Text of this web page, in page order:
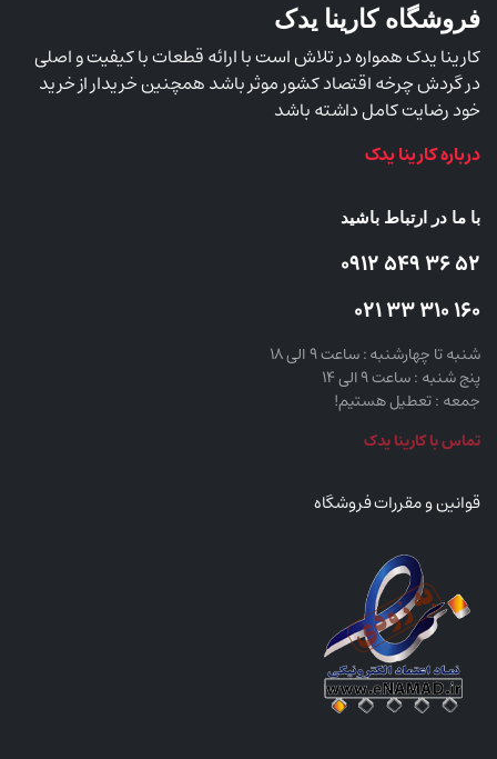
فروشگاه کارینا یدک
کارینا یدک همواره در تلاش است با ارائه قطعات با کیفیت و اصلی
در گردش چرخه اقتصاد کشور موثر باشد همچنین خریدار از خرید
خود رضایت کامل داشته باشد
درباره کارینا یدک
با ما در ارتباط باشید
52 36 549 0912
160 310 33 021
شنبه تا چهارشنبه : ساعت 9 الی 18
پنج شنبه : ساعت 9 الی 14
جمعه : تعطیل هستیم!
تماس با کارینا یدک
قوانین و مقررات فروشگاه